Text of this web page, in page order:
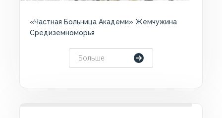
«Частная Больница Академи» Жемчужина
Средиземноморья
Больше